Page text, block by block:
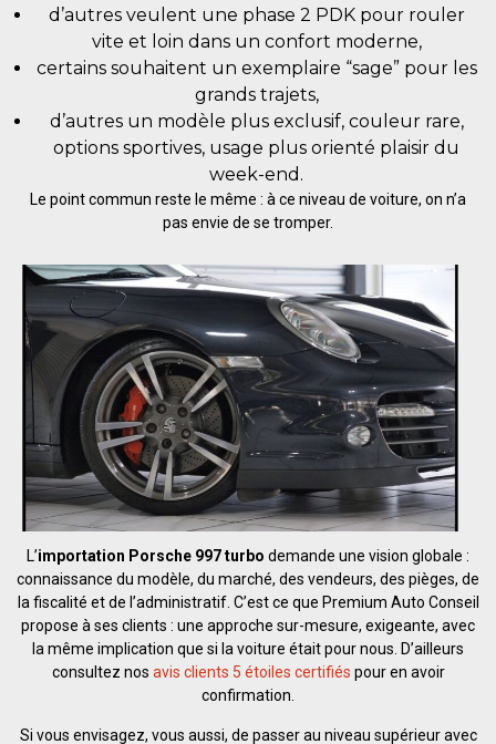
d’autres veulent une phase 2 PDK pour rouler
vite et loin dans un confort moderne,
certains souhaitent un exemplaire “sage” pour les
grands trajets,
d’autres un modèle plus exclusif, couleur rare,
options sportives, usage plus orienté plaisir du
week-end.
Le point commun reste le même : à ce niveau de voiture, on n’a
pas envie de se tromper.
L’importation Porsche 997 turbo demande une vision globale :
connaissance du modèle, du marché, des vendeurs, des pièges, de
la fiscalité et de l’administratif. C’est ce que Premium Auto Conseil
propose à ses clients : une approche sur-mesure, exigeante, avec
la même implication que si la voiture était pour nous. D’ailleurs
consultez nos avis clients 5 étoiles certifiés pour en avoir
confirmation.
Si vous envisagez, vous aussi, de passer au niveau supérieur avec